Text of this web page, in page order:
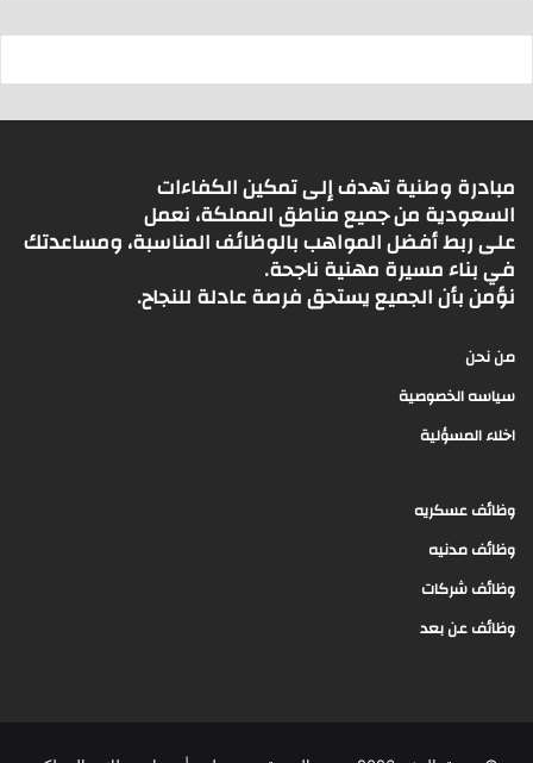
مبادرة وطنية تهدف إلى تمكين الكفاءات
السعودية من جميع مناطق المملكة، نعمل
على ربط أفضل المواهب بالوظائف المناسبة، ومساعدتك
في بناء مسيرة مهنية ناجحة.
نؤمن بأن الجميع يستحق فرصة عادلة للنجاح.
من نحن
سياسه الخصوصية
اخلاء المسؤلية
وظائف عسكريه
وظائف مدنيه
وظائف شركات
وظائف عن بعد